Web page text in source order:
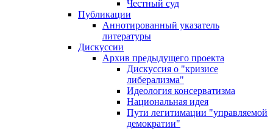
Честный суд
Публикации
Аннотированный указатель
литературы
Дискуссии
Архив предыдущего проекта
Дискуссия о "кризисе
либерализма"
Идеология консерватизма
Национальная идея
Пути легитимации "управляемой
демократии"